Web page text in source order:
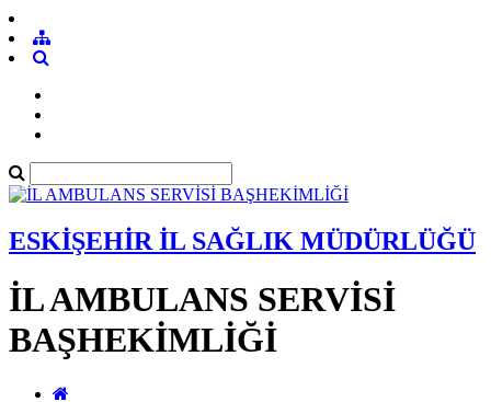
ESKİŞEHİR İL SAĞLIK MÜDÜRLÜĞÜ
İL AMBULANS SERVİSİ
BAŞHEKİMLİĞİ